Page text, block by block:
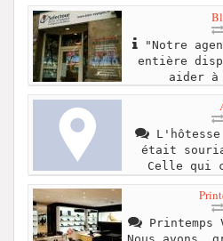
"Notre
entière
aider
était
Celle qui
Printemps